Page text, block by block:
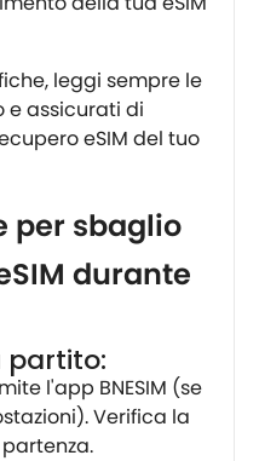
leggi sempre le
e assicurati di
eSIM del tuo
per sbaglio
durante
partito:
l'app BNESIM (se
Verifica la